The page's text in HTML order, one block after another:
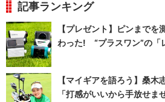
記事ランキング
【プレゼント】ピンまで
わった! “プラスワン”の「
【マイギアを語ろう】桑
「打感がいいから手放せま